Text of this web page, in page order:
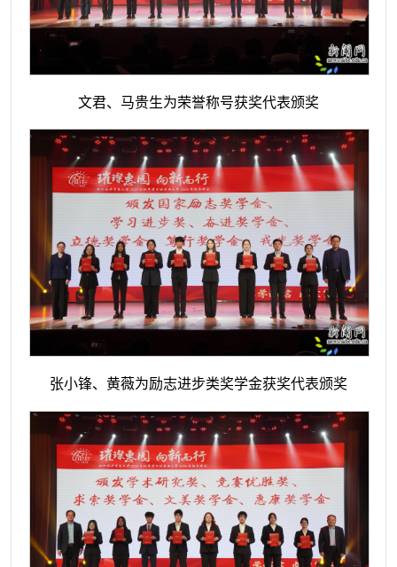
文君、马贵生为荣誉称号获奖代表颁奖
张小锋、黄薇为励志进步类奖学金获奖代表颁奖